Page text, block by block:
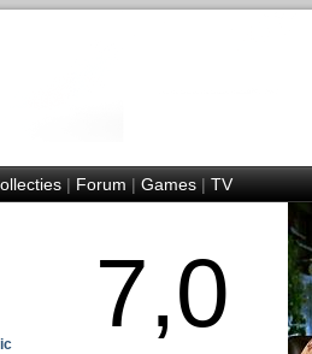
|Forum|Games|TV
7,0